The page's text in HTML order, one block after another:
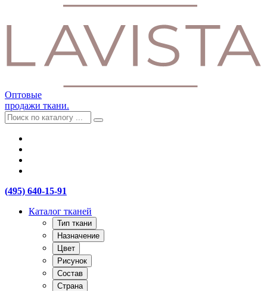
Оптовые
продажи ткани.
(495) 640-15-91
Каталог тканей
Тип ткани
Назначение
Цвет
Рисунок
Состав
Страна